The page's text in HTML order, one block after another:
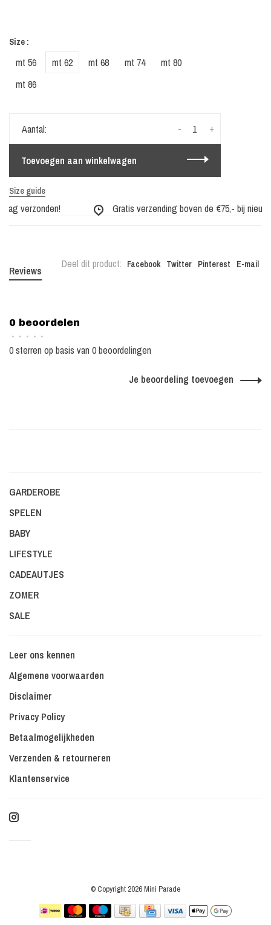
Size :
mt 56 mt 62 mt 68 mt 74
mt 80
mt 86
Aantal: +
-
Toevoegen aan winkelwagen
Size guide
verzonden! Gratis verzending boven de €75,- bij
Deel dit product: Facebook Twitter Pinterest E-mail
Reviews
0 beoordelen
• • • • •
0 sterren op basis van 0 beoordelingen
Je beoordeling toevoegen
GARDEROBE
SPELEN
BABY
LIFESTYLE
CADEAUTJES
ZOMER
SALE
Leer ons kennen
Algemene voorwaarden
Disclaimer
Privacy Policy
Betaalmogelijkheden
Verzenden & retourneren
Klantenservice
© Copyright 2026 Mini Parade